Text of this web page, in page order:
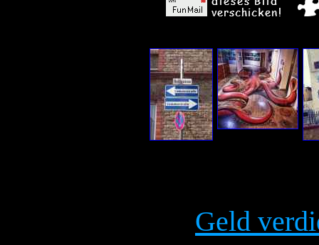
Geld